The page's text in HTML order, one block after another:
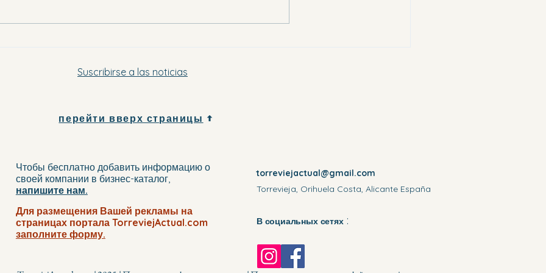
Suscribirse a las noticias
перейти вверх страницы
Чтобы бесплатно добавить информацию о
своей компании в бизнес-каталог,
напишите нам.
Для размещения Вашей рекламы на
страницах портала TorreviejActual.com
заполните форму.
torreviejactual@gmail.com
Torrevieja, Orihuela Costa, Alicante España
В социальных сетях: